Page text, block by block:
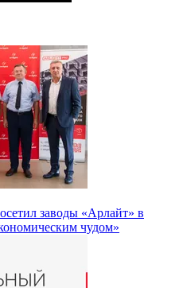
заводы «Арлайт» в
чудом»